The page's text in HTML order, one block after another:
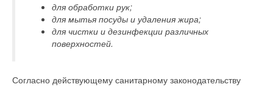
для обработки рук;
для мытья посуды и удаления жира;
для чистки и дезинфекции различных
поверхностей.
Согласно действующему санитарному законодательству